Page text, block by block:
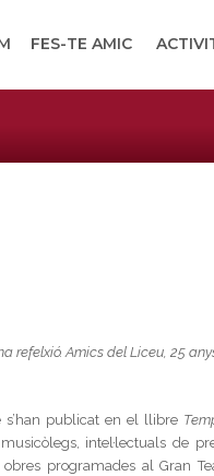
FES-TE AMIC
refelxió. Amics del Liceu, 25
s’han publicat en el llibre
intel·lectuals de
programades al Gran